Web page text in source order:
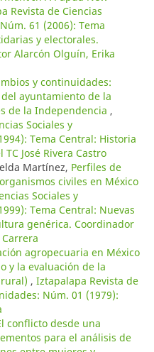
Revista de Ciencias
61 (2006): Tema
y electorales.
Alarcón Olguín, Erika
y continuidades:
ayuntamiento de la
de la Independencia ,
Sociales y
Tema Central: Historia
José Rivera Castro
Martínez, Perfiles de
civiles en México
Sociales y
Tema Central: Nuevas
genérica. Coordinador
agropecuaria en México
y la evaluación de la
, Iztapalapa Revista de
Núm. 01 (1979):
conflicto desde una
para el análisis de